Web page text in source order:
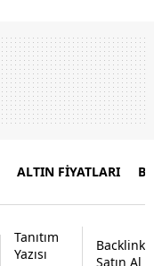
ALTIN FİYATLARI
Tanıtım
Yazısı
Backlink
Satın Al